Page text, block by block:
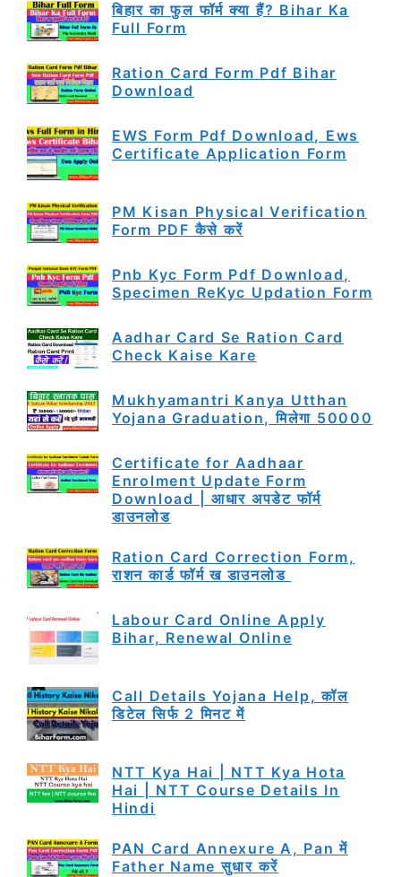
बिहार का फुल फॉर्म क्या हैं? Bihar Ka
Full Form
Ration Card Form Pdf Bihar
Download
EWS Form Pdf Download, Ews
Certificate Application Form
PM Kisan Physical Verification
Form PDF कैसे करें
Pnb Kyc Form Pdf Download,
Specimen ReKyc Updation Form
Aadhar Card Se Ration Card
Check Kaise Kare
Mukhyamantri Kanya Utthan
Yojana Graduation, मिलेगा 50000
Certificate for Aadhaar
Enrolment Update Form
Download | आधार अपडेट फॉर्म
डाउनलोड
Ration Card Correction Form,
राशन कार्ड फॉर्म ख डाउनलोड
Labour Card Online Apply
Bihar, Renewal Online
Call Details Yojana Help, कॉल
डिटेल सिर्फ 2 मिनट में
NTT Kya Hai | NTT Kya Hota
Hai | NTT Course Details In
Hindi
PAN Card Annexure A, Pan में
Father Name सुधार करें